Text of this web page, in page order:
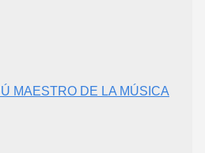
MAESTRO DE LA MÚSICA